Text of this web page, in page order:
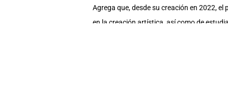
Agrega que, desde su creación en 2022,
en la creación artística, así como de